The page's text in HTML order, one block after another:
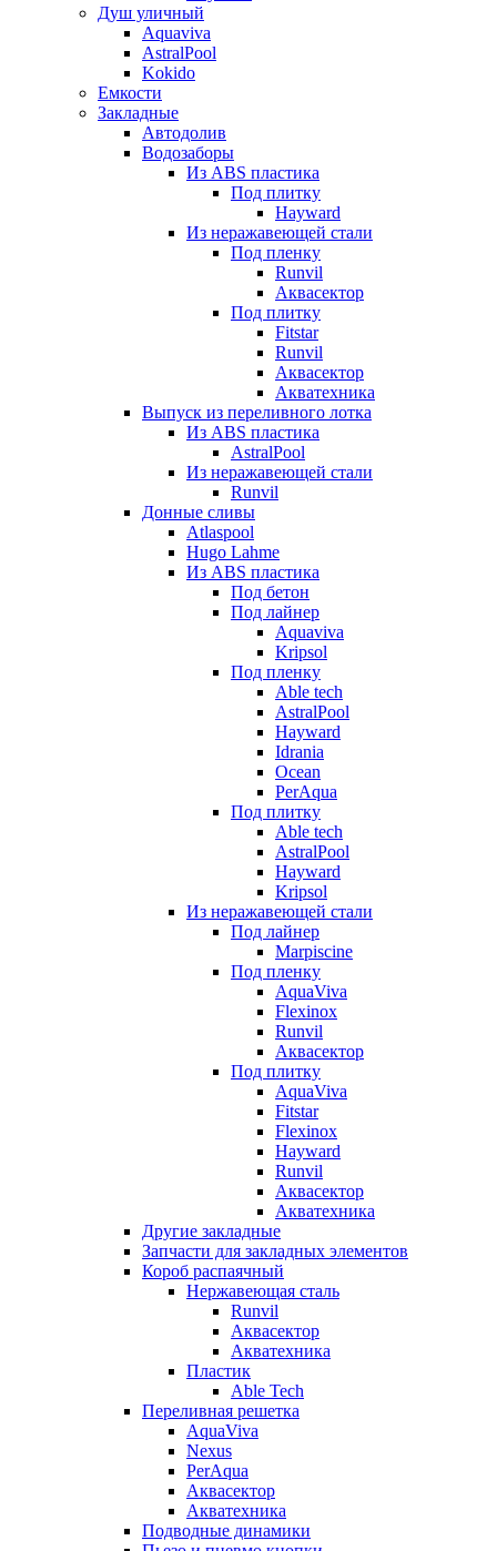
Душ уличный
Aquaviva
AstralPool
Kokido
Емкости
Закладные
Автодолив
Водозаборы
Из ABS пластика
Под плитку
Hayward
Из неражавеющей стали
Под пленку
Runvil
Аквасектор
Под плитку
Fitstar
Runvil
Аквасектор
Акватехника
Выпуск из переливного лотка
Из ABS пластика
AstralPool
Из неражавеющей стали
Runvil
Донные сливы
Atlaspool
Hugo Lahme
Из ABS пластика
Под бетон
Под лайнер
Aquaviva
Kripsol
Под пленку
Able tech
AstralPool
Hayward
Idrania
Ocean
PerAqua
Под плитку
Able tech
AstralPool
Hayward
Kripsol
Из неражавеющей стали
Под лайнер
Marpiscine
Под пленку
AquaViva
Flexinox
Runvil
Аквасектор
Под плитку
AquaViva
Fitstar
Flexinox
Hayward
Runvil
Аквасектор
Акватехника
Другие закладные
Запчасти для закладных элементов
Короб распаячный
Нержавеющая сталь
Runvil
Аквасектор
Акватехника
Пластик
Able Tech
Переливная решетка
AquaViva
Nexus
PerAqua
Аквасектор
Акватехника
Подводные динамики